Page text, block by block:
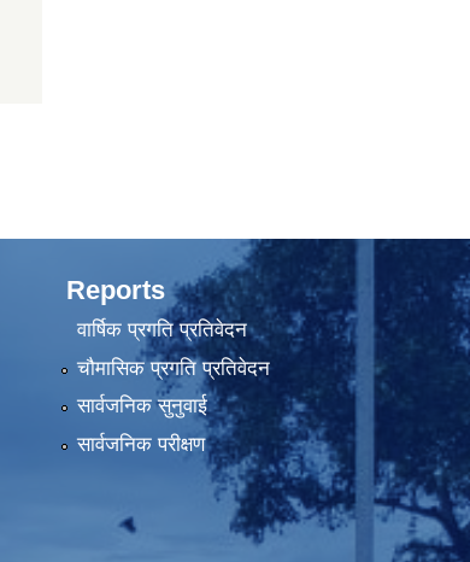
Reports
वार्षिक प्रगति प्रतिवेदन
चौमासिक प्रगति प्रतिवेदन
सार्वजनिक सुनुवाई
सार्वजनिक परीक्षण